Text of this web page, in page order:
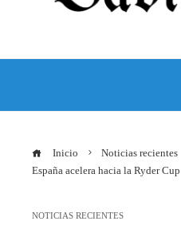
Inicio
Noticias recientes
España acelera hacia la Ryder
NOTICIAS RECIENTES